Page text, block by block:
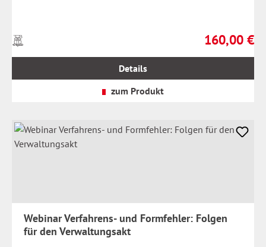
Regulärer
160,00 €
Preise
inkl.
Details
zum Produkt
Webinar Verfahrens- und Formfehler: Folgen
für den Verwaltungsakt